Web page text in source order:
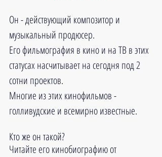
Он - действующий композитор и
музыкальный продюсер.
Его фильмография в кино и на ТВ в этих
статусах насчитывает на сегодня под 2
сотни проектов.
Многие из этих кинофильмов -
голливудские и всемирно известные.
Кто же он такой?
Читайте его кинобиографию от